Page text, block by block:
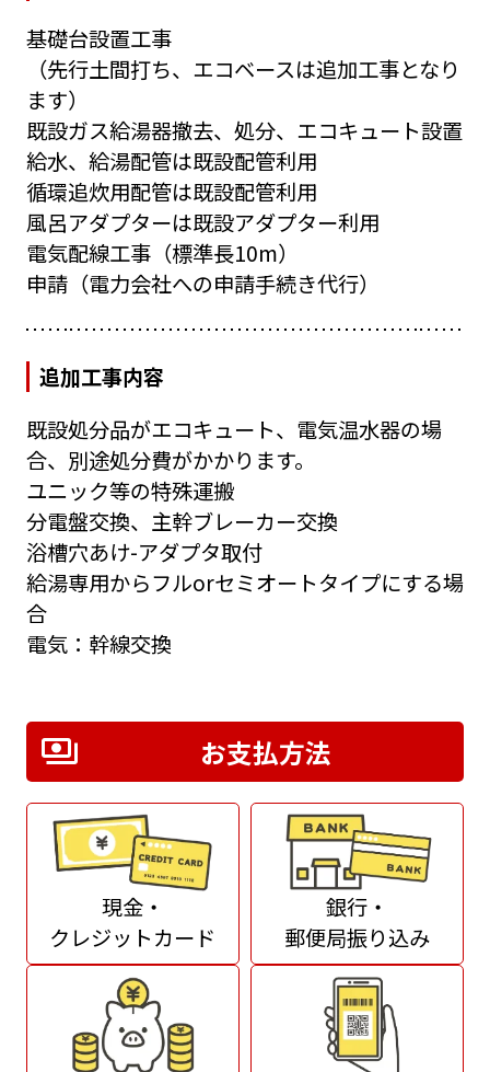
基礎台設置工事
（先行土間打ち、エコベースは追加工事となり
ます）
既設ガス給湯器撤去、処分、エコキュート設置
給水、給湯配管は既設配管利用
循環追炊用配管は既設配管利用
風呂アダプターは既設アダプター利用
電気配線工事（標準長10m）
申請（電力会社への申請手続き代行）
追加工事内容
既設処分品がエコキュート、電気温水器の場
合、別途処分費がかかります。
ユニック等の特殊運搬
分電盤交換、主幹ブレーカー交換
浴槽穴あけ-アダプタ取付
給湯専用からフルorセミオートタイプにする場
合
電気：幹線交換
お支払方法
現金・
クレジットカード
銀行・
郵便局振り込み